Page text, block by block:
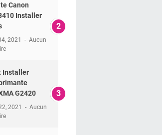
Canon
Installer
2021
Aucun
Installer
G2420
2021
Aucun